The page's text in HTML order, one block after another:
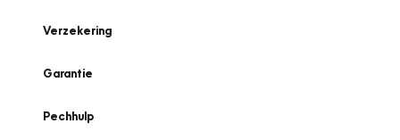
Verzekering
Garantie
Pechhulp